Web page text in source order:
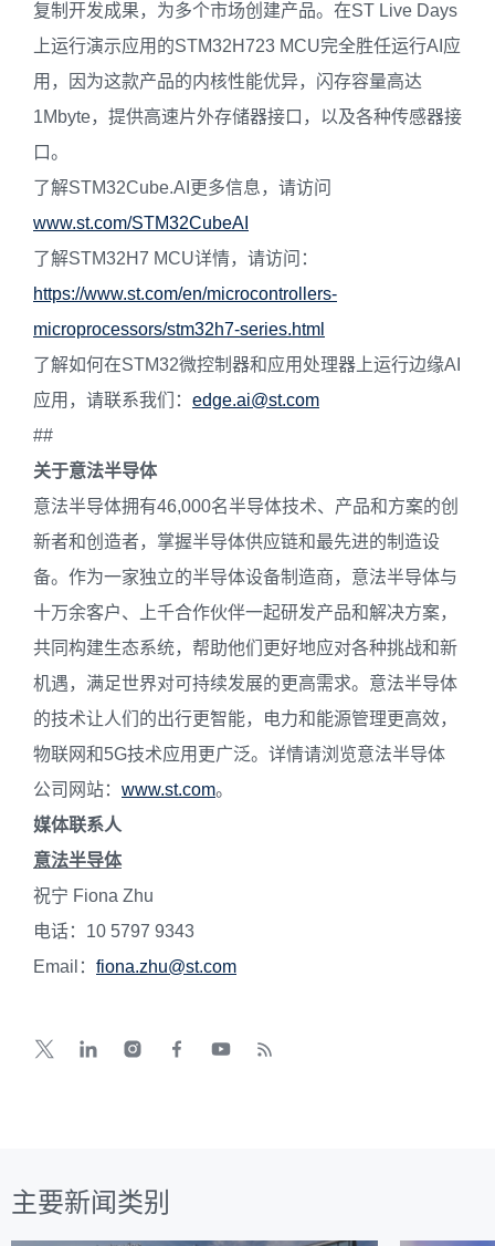
复制开发成果，为多个市场创建产品。在ST Live Days
上运行演示应用的STM32H723 MCU完全胜任运行AI应
用，因为这款产品的内核性能优异，闪存容量高达
1Mbyte，提供高速片外存储器接口，以及各种传感器接
口。
了解STM32Cube.AI更多信息，请访问
www.st.com/STM32CubeAI
了解STM32H7 MCU详情，请访问：
https://www.st.com/en/microcontrollers-
microprocessors/stm32h7-series.html
了解如何在STM32微控制器和应用处理器上运行边缘AI
应用，请联系我们： edge.ai@st.com
##
关于意法半导体
意法半导体拥有46,000名半导体技术、产品和方案的创
新者和创造者，掌握半导体供应链和最先进的制造设
备。作为一家独立的半导体设备制造商，意法半导体与
十万余客户、上千合作伙伴一起研发产品和解决方案，
共同构建生态系统，帮助他们更好地应对各种挑战和新
机遇，满足世界对可持续发展的更高需求。意法半导体
的技术让人们的出行更智能，电力和能源管理更高效，
物联网和5G技术应用更广泛。详情请浏览意法半导体
公司网站： www.st.com。
媒体联系人
意法半导体
祝宁 Fiona Zhu
电话：10 5797 9343
Email： fiona.zhu@st.com
主要新闻类别